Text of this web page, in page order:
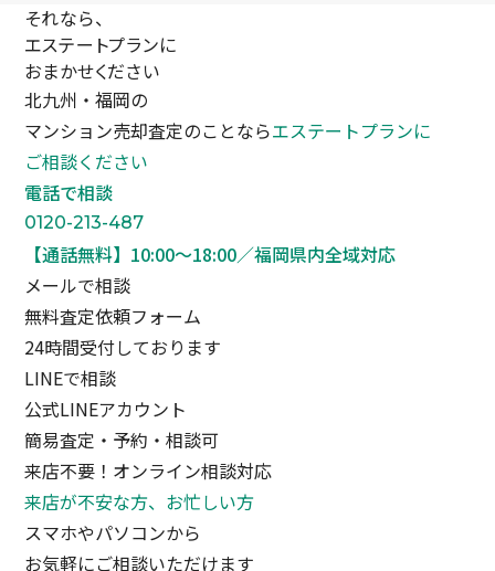
それなら、
エステートプランに
おまかせください
北九州・福岡の
マンション売却査定のことならエステートプランに
ご相談ください
電話で相談
0120-213-487
【通話無料】10:00〜18:00／福岡県内全域対応
メールで相談
無料査定依頼フォーム
24時間受付しております
LINEで相談
公式LINEアカウント
簡易査定・予約・相談可
来店不要！オンライン相談対応
来店が不安な方、お忙しい方
スマホやパソコンから
お気軽にご相談いただけます